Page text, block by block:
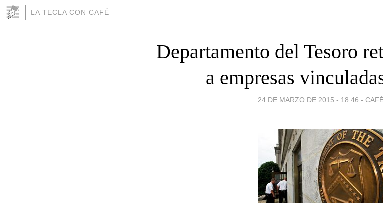
LA TECLA CON CAFÉ
Departamento del Tesoro
a empresas
24 DE MARZO DE 2015 - 18:46 -